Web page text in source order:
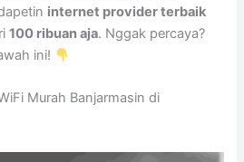
internet provider terbaik
100 ribuan aja. Nggak percaya?
ini!
Murah Banjarmasin di